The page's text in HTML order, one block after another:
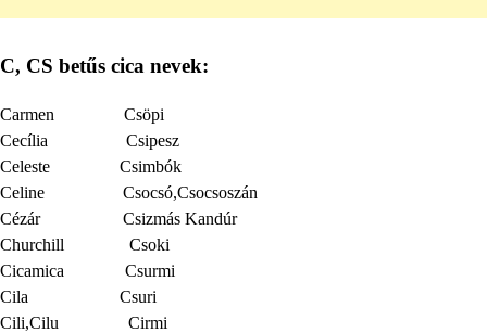
C, CS betűs cica nevek:
Carmen Csöpi
Cecília Csipesz
Celeste Csimbók
Celine Csocsó,Csocsoszán
Cézár Csizmás Kandúr
Churchill Csoki
Cicamica Csurmi
Cila Csuri
Cili,Cilu Cirmi